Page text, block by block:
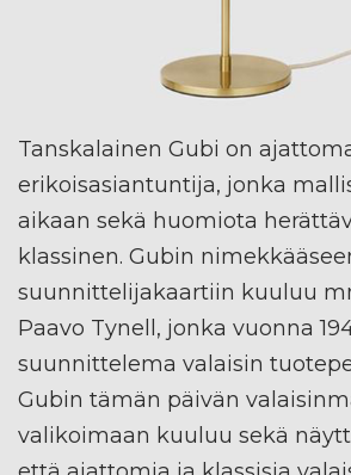
Tanskalainen Gubi on
erikoisasiantuntija, jonka
aikaan sekä huomiota
klassinen. Gubin
suunnittelijakaartiin kuuluu
Paavo Tynell, jonka vuonna
suunnittelema valaisin
Gubin tämän päivän
valikoimaan kuuluu sekä